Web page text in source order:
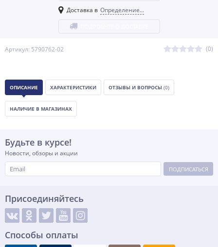
Артикул: 5790762-02 (0)
Доставка в Определение...
ОПИСАНИЕ ХАРАКТЕРИСТИКИ ОТЗЫВЫ И ВОПРОСЫ (0)
НАЛИЧИЕ В МАГАЗИНАХ
Будьте в курсе!
Новости, обзоры и акции
ПОДПИСАТЬСЯ
Присоединяйтесь
Способы оплаты